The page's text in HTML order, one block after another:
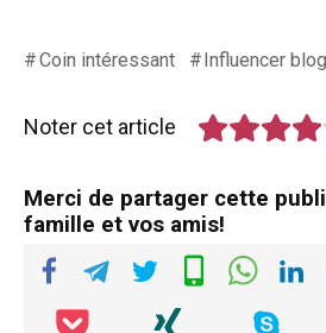
Coin intéressant Influencer
Noter cet article
Merci de partager cette
famille et vos amis!